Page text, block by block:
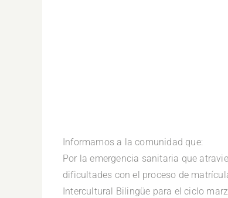
Informamos a la comunidad que:
Por la emergencia sanitaria que
dificultades con el proceso de
Intercultural Bilingüe para el ciclo